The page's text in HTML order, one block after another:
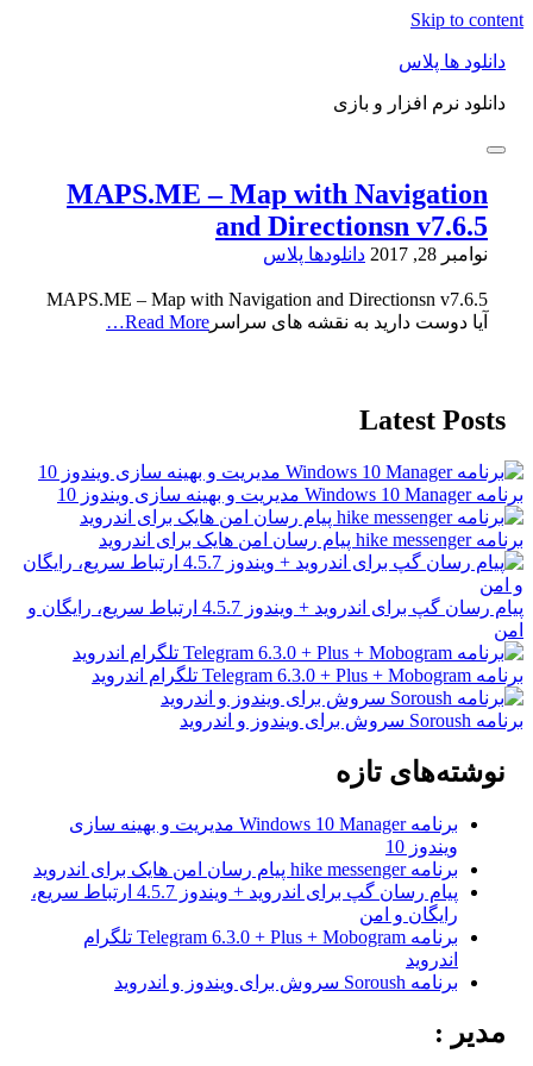
Skip to content
دانلود ها پلاس
دانلود نرم افزار و بازی
MAPS.ME – Map with Navigation
and Directionsn v7.6.5
نوامبر 28, 2017 دانلودها پلاس
MAPS.ME – Map with Navigation and Directionsn v7.6.5
آیا دوست دارید به نقشه های سراسر Read More…
Latest Posts
برنامه Windows 10 Manager مدیریت و بهینه سازی ویندوز 10
برنامه hike messenger پیام‌ رسان‌ امن هایک برای اندروید
پیام رسان گپ برای اندروید + ویندوز 4.5.7 ارتباط سریع، رایگان و
امن
برنامه Telegram 6.3.0 + Plus + Mobogram تلگرام اندروید
برنامه Soroush سروش برای ویندوز و اندروید
نوشته‌های تازه
برنامه Windows 10 Manager مدیریت و بهینه سازی
ویندوز 10
برنامه hike messenger پیام‌ رسان‌ امن هایک برای اندروید
پیام رسان گپ برای اندروید + ویندوز 4.5.7 ارتباط سریع،
رایگان و امن
برنامه Telegram 6.3.0 + Plus + Mobogram تلگرام
اندروید
برنامه Soroush سروش برای ویندوز و اندروید
مدیر :